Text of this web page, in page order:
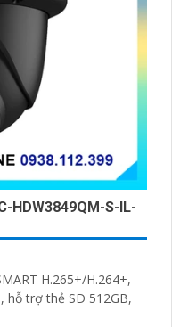
HDW3849QM-S-IL-
H.265+/H.264+,
hỗ trợ thẻ SD 512GB,